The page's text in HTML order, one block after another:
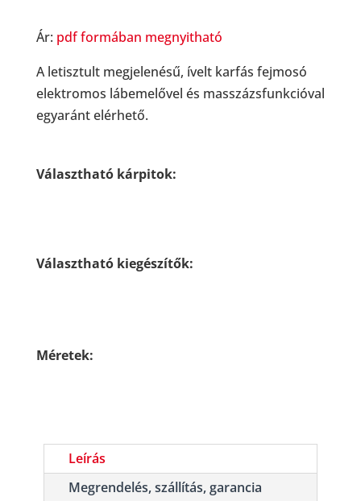
Ár: pdf formában megnyitható
A letisztult megjelenésű, ívelt karfás fejmosó
elektromos lábemelővel és masszázsfunkcióval
egyaránt elérhető.
Választható kárpitok:
Választható kiegészítők:
Méretek:
Leírás
Megrendelés, szállítás, garancia